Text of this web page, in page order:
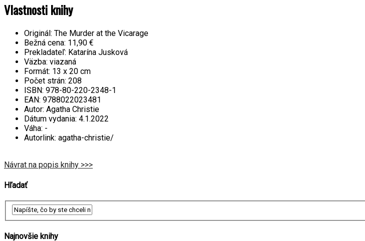
Vlastnosti knihy
Originál: The Murder at the Vicarage
Bežná cena: 11,90 €
Prekladateľ: Katarína Jusková
Väzba: viazaná
Formát: 13 x 20 cm
Počet strán: 208
ISBN: 978-80-220-2348-1
EAN: 9788022023481
Autor: Agatha Christie
Dátum vydania: 4.1.2022
Váha: -
Autorlink: agatha-christie/
Návrat na popis knihy >>>
Hľadať
Najnovšie knihy